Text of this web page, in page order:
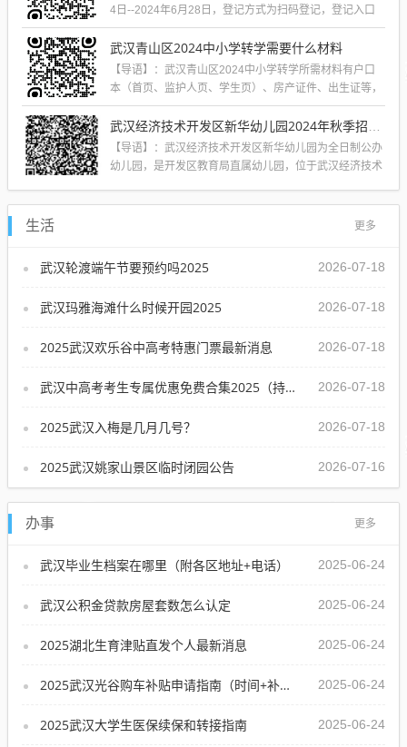
4日--2024年6月28日，登记方式为扫码登记，登记入口
以及所需材料可见正文...
武汉青山区2024中小学转学需要什么材料
【导语】：武汉青山区2024中小学转学所需材料有户口
本（首页、监护人页、学生页）、房产证件、出生证等，
完整材料可见正文了解。 转学生申请...
武汉经济技术开发区新华幼儿园2024年秋季招生简章
【导语】：武汉经济技术开发区新华幼儿园为全日制公办
幼儿园，是开发区教育局直属幼儿园，位于武汉经济技术
生活 更多
2026-07-18
武汉轮渡端午节要预约吗2025
2026-07-18
武汉玛雅海滩什么时候开园2025
2026-07-18
2025武汉欢乐谷中高考特惠门票最新消息
2026-07-18
武汉中高考考生专属优惠免费合集2025（持续更新中）
2026-07-18
2025武汉入梅是几月几号？
2026-07-16
2025武汉姚家山景区临时闭园公告
办事 更多
2025-06-24
武汉毕业生档案在哪里（附各区地址+电话）
2025-06-24
武汉公积金贷款房屋套数怎么认定
2025-06-24
2025湖北生育津贴直发个人最新消息
2025-06-24
2025武汉光谷购车补贴申请指南（时间+补贴标准+材料）
2025-06-24
2025武汉大学生医保续保和转接指南